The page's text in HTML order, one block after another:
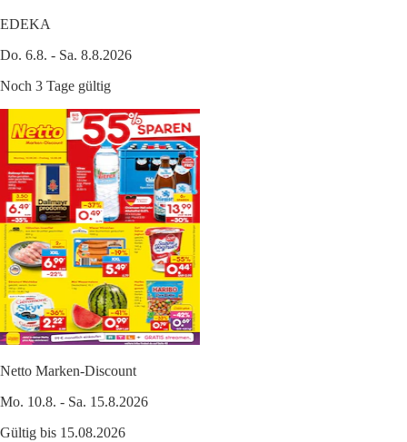
EDEKA
Do. 6.8. - Sa. 8.8.2026
Noch 3 Tage gültig
Netto Marken-Discount
Mo. 10.8. - Sa. 15.8.2026
Gültig bis 15.08.2026